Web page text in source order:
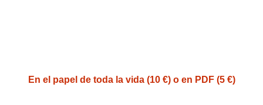
En el papel de toda la vida (10 €) o en PDF (5 €)